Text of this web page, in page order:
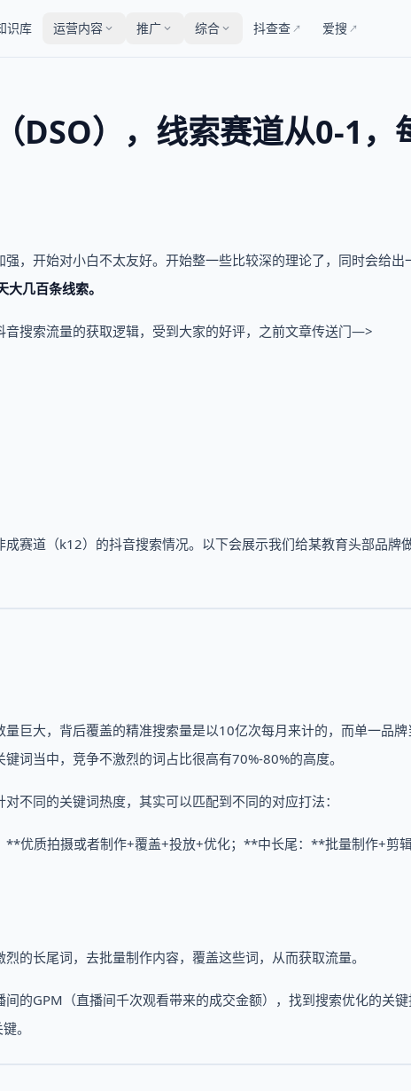
识库 运营内容 推广 综合 抖查查 ↗ 爱搜 ↗
DSO），线索赛道从0-1，
，开始对小白不太友好。开始整一些比较深的理论了，同时会给出
几百条线索。
搜索流量的获取逻辑，受到大家的好评，之前文章传送门—>
赛道（k12）的抖音搜索情况。以下会展示我们给某教育头部品牌
巨大，背后覆盖的精准搜索量是以10亿次每月来计的，而单一品
词当中，竞争不激烈的词占比很高有70%-80%的高度。
不同的关键词热度，其实可以匹配到不同的对应打法：
优质拍摄或者制作+覆盖+投放+优化；**中长尾：**批量制作+剪
的长尾词，去批量制作内容，覆盖这些词，从而获取流量。
的GPM（直播间千次观看带来的成交金额），找到搜索优化的关
。